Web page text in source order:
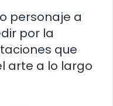
personaje a
por la
que
arte a lo largo